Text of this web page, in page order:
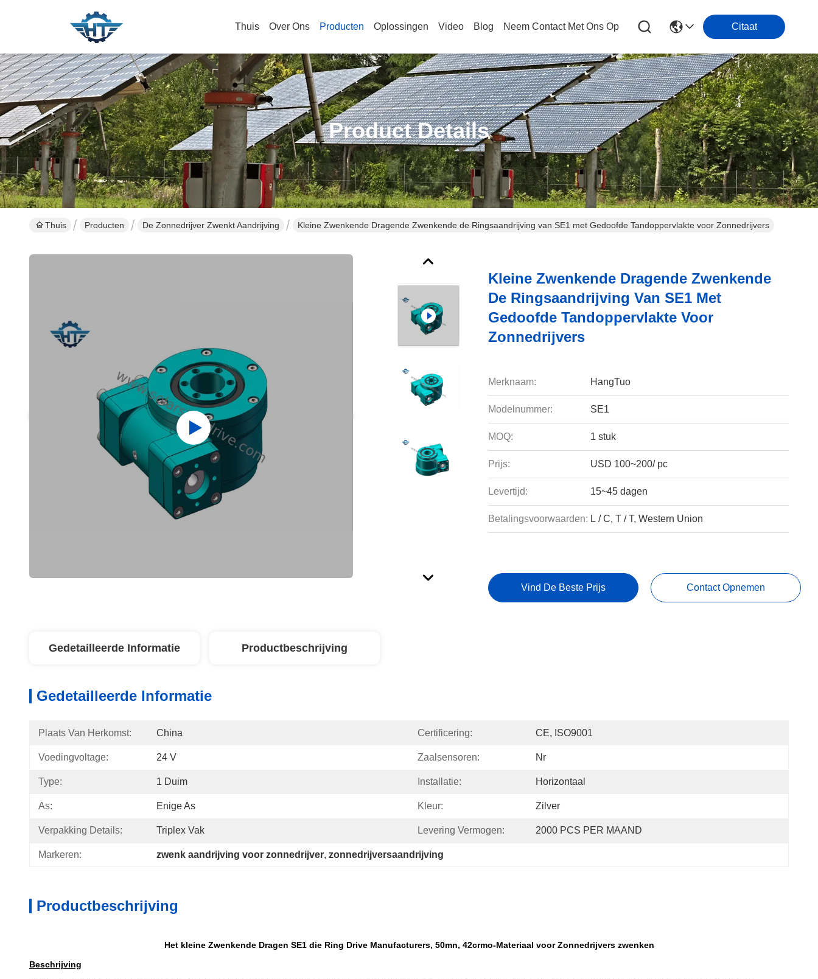
Thuis Over Ons Producten Oplossingen Video Blog Neem Contact Met Ons Op Citaat
Product Details
Thuis Producten De Zonnedrijver Zwenkt Aandrijving Kleine Zwenkende Dragende Zwenkende de Ringsaandrijving van SE1 met Gedoofde Tandoppervlakte voor Zonnedrijvers
Kleine Zwenkende Dragende Zwenkende
De Ringsaandrijving Van SE1 Met
Gedoofde Tandoppervlakte Voor
Zonnedrijvers
Merknaam: HangTuo
Modelnummer: SE1
MOQ: 1 stuk
Prijs: USD 100~200/ pc
Levertijd: 15~45 dagen
Betalingsvoorwaarden: L / C, T / T, Western Union
Vind De Beste Prijs Contact Opnemen
Gedetailleerde Informatie Productbeschrijving
Gedetailleerde Informatie
Plaats Van Herkomst: China Certificering: CE, ISO9001
Voedingvoltage: 24 V Zaalsensoren: Nr
Type: 1 Duim Installatie: Horizontaal
As: Enige As Kleur: Zilver
Verpakking Details: Triplex Vak Levering Vermogen: 2000 PCS PER MAAND
Markeren: zwenk aandrijving voor zonnedrijver, zonnedrijversaandrijving
Productbeschrijving
Het kleine Zwenkende Dragen SE1 die Ring Drive Manufacturers, 50mn, 42crmo-Materiaal voor Zonnedrijvers zwenken
Beschrijving